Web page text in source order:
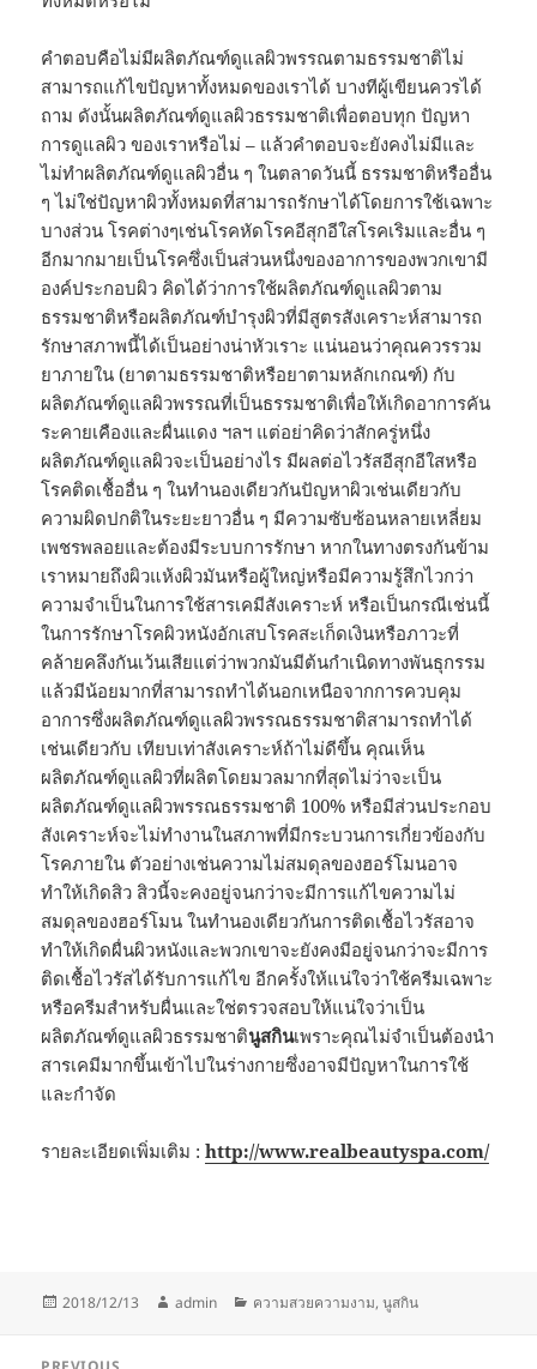
คำตอบคือไม่มีผลิตภัณฑ์ดูแลผิวพรรณตามธรรมชาติไม่
สามารถแก้ไขปัญหาทั้งหมดของเราได้ บางทีผู้เขียนควรได้
ถาม ดังนั้นผลิตภัณฑ์ดูแลผิวธรรมชาติเพื่อตอบทุก ปัญหา
การดูแลผิว ของเราหรือไม่ – แล้วคำตอบจะยังคงไม่มีและ
ไม่ทำผลิตภัณฑ์ดูแลผิวอื่น ๆ ในตลาดวันนี้ ธรรมชาติหรืออื่น
ๆ ไม่ใช่ปัญหาผิวทั้งหมดที่สามารถรักษาได้โดยการใช้เฉพาะ
บางส่วน โรคต่างๆเช่นโรคหัดโรคอีสุกอีใสโรคเริมและอื่น ๆ
อีกมากมายเป็นโรคซึ่งเป็นส่วนหนึ่งของอาการของพวกเขามี
องค์ประกอบผิว คิดได้ว่าการใช้ผลิตภัณฑ์ดูแลผิวตาม
ธรรมชาติหรือผลิตภัณฑ์บำรุงผิวที่มีสูตรสังเคราะห์สามารถ
รักษาสภาพนี้ได้เป็นอย่างน่าหัวเราะ แน่นอนว่าคุณควรรวม
ยาภายใน (ยาตามธรรมชาติหรือยาตามหลักเกณฑ์) กับ
ผลิตภัณฑ์ดูแลผิวพรรณที่เป็นธรรมชาติเพื่อให้เกิดอาการคัน
ระคายเคืองและผื่นแดง ฯลฯ แต่อย่าคิดว่าสักครู่หนึ่ง
ผลิตภัณฑ์ดูแลผิวจะเป็นอย่างไร มีผลต่อไวรัสอีสุกอีใสหรือ
โรคติดเชื้ออื่น ๆ ในทำนองเดียวกันปัญหาผิวเช่นเดียวกับ
ความผิดปกติในระยะยาวอื่น ๆ มีความซับซ้อนหลายเหลี่ยม
เพชรพลอยและต้องมีระบบการรักษา หากในทางตรงกันข้าม
เราหมายถึงผิวแห้งผิวมันหรือผู้ใหญ่หรือมีความรู้สึกไวกว่า
ความจำเป็นในการใช้สารเคมีสังเคราะห์ หรือเป็นกรณีเช่นนี้
ในการรักษาโรคผิวหนังอักเสบโรคสะเก็ดเงินหรือภาวะที่
คล้ายคลึงกันเว้นเสียแต่ว่าพวกมันมีต้นกำเนิดทางพันธุกรรม
แล้วมีน้อยมากที่สามารถทำได้นอกเหนือจากการควบคุม
อาการซึ่งผลิตภัณฑ์ดูแลผิวพรรณธรรมชาติสามารถทำได้
เช่นเดียวกับ เทียบเท่าสังเคราะห์ถ้าไม่ดีขึ้น คุณเห็น
ผลิตภัณฑ์ดูแลผิวที่ผลิตโดยมวลมากที่สุดไม่ว่าจะเป็น
ผลิตภัณฑ์ดูแลผิวพรรณธรรมชาติ 100% หรือมีส่วนประกอบ
สังเคราะห์จะไม่ทำงานในสภาพที่มีกระบวนการเกี่ยวข้องกับ
โรคภายใน ตัวอย่างเช่นความไม่สมดุลของฮอร์โมนอาจ
ทำให้เกิดสิว สิวนี้จะคงอยู่จนกว่าจะมีการแก้ไขความไม่
สมดุลของฮอร์โมน ในทำนองเดียวกันการติดเชื้อไวรัสอาจ
ทำให้เกิดผื่นผิวหนังและพวกเขาจะยังคงมีอยู่จนกว่าจะมีการ
ติดเชื้อไวรัสได้รับการแก้ไข อีกครั้งให้แน่ใจว่าใช้ครีมเฉพาะ
หรือครีมสำหรับผื่นและใช่ตรวจสอบให้แน่ใจว่าเป็น
ผลิตภัณฑ์ดูแลผิวธรรมชาตินูสกินเพราะคุณไม่จำเป็นต้องนำ
สารเคมีมากขึ้นเข้าไปในร่างกายซึ่งอาจมีปัญหาในการใช้
และกำจัด
รายละเอียดเพิ่มเติม :http://www.realbeautyspa.com/
Posted
2018/12/13 Author
admin Categories
ความสวยความงาม,นูสกิน